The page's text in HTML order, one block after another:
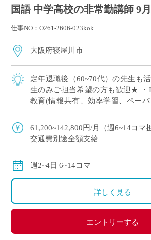
国語 中学高校の非常勤講師 9
仕事NO：O261-2606-023kok
大阪府寝屋川市
定年退職後（60~70代）の先生も
生のみご担当希望の方も歓迎★ ・
教育(情報共有、効率学習、ペー
な先生も問題ございません ・カ
61,200~142,800円/月（週6~14コマ
交通費別途全額支給
週2~4日 6~14コマ
詳しく見る
エントリーする